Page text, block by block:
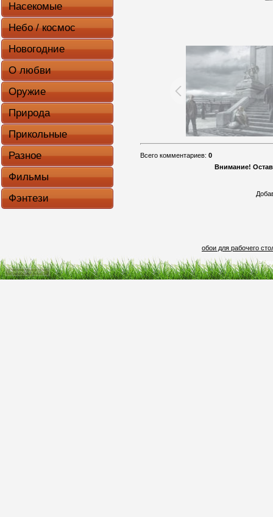
Насекомые
Небо / космос
Новогодние
О любви
Оружие
Природа
Прикольные
Разное
Фильмы
Фэнтези
Всего комментариев: 0
Внимание!
обои для рабочего